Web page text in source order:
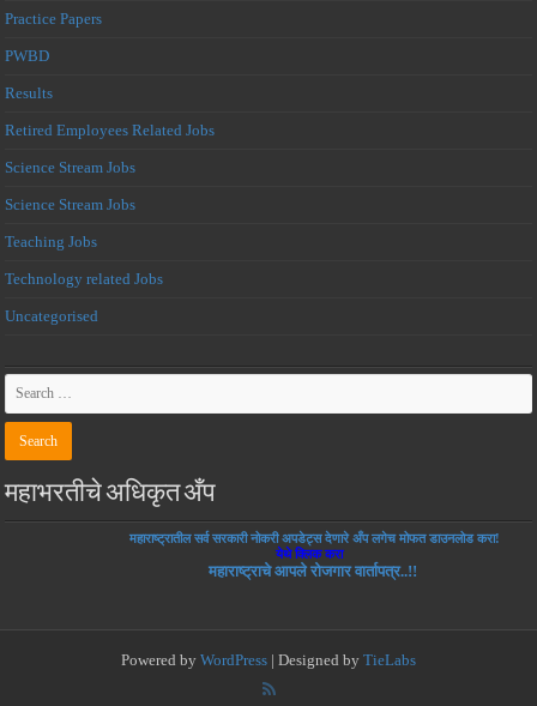
Practice Papers
PWBD
Results
Retired Employees Related Jobs
Science Stream Jobs
Science Stream Jobs
Teaching Jobs
Technology related Jobs
Uncategorised
महाभरतीचे अधिकृत अँप
महाराष्ट्रातील सर्व सरकारी नोकरी अपडेट्स देणारे अँप लगेच मोफत डाउनलोड करा!
येथे क्लिक करा
महाराष्ट्राचे आपले रोजगार वार्तापत्र..!!
Powered by WordPress | Designed by TieLabs